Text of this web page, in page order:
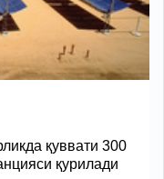
қуввати 300
қурилади